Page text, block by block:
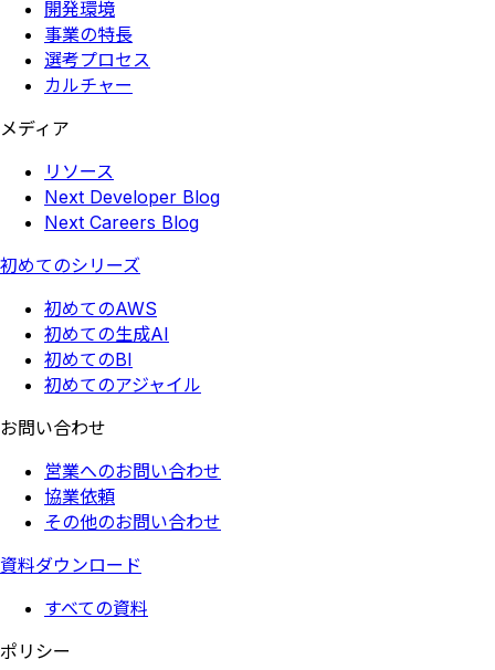
開発環境
事業の特長
選考プロセス
カルチャー
メディア
リソース
Next Developer Blog
Next Careers Blog
初めてのシリーズ
初めてのAWS
初めての生成AI
初めてのBI
初めてのアジャイル
お問い合わせ
営業へのお問い合わせ
協業依頼
その他のお問い合わせ
資料ダウンロード
すべての資料
ポリシー